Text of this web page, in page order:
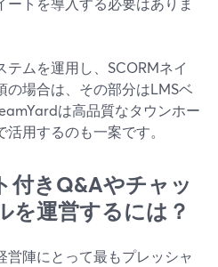
ムを運用し、SCORMネイ
の場合は、その部分はLMSベ
は高品質なタウンホー
用するのも一案です。
付きQ&Aやチャッ
を運営するには？
営陣にとって最もプレッシャ